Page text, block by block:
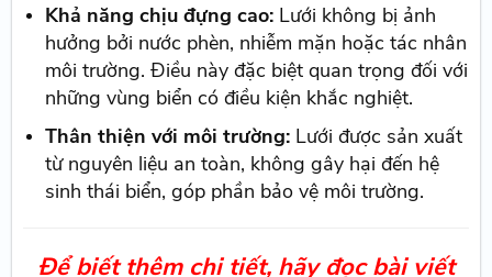
Khả năng chịu đựng cao: Lưới không bị ảnh
hưởng bởi nước phèn, nhiễm mặn hoặc tác nhân
môi trường. Điều này đặc biệt quan trọng đối với
những vùng biển có điều kiện khắc nghiệt.
Thân thiện với môi trường: Lưới được sản xuất
từ nguyên liệu an toàn, không gây hại đến hệ
sinh thái biển, góp phần bảo vệ môi trường.
Để biết thêm chi tiết, hãy đọc bài viết